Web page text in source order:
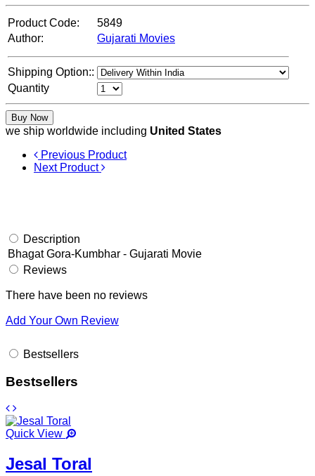
Product Code:
5849
Author:
Gujarati Movies
Shipping Option::
Quantity
Buy Now
we ship worldwide including United States
Previous Product
Next Product
Description
Bhagat Gora-Kumbhar - Gujarati Movie
Reviews
There have been no reviews
Add Your Own Review
Bestsellers
Bestsellers
Quick View
Jesal Toral